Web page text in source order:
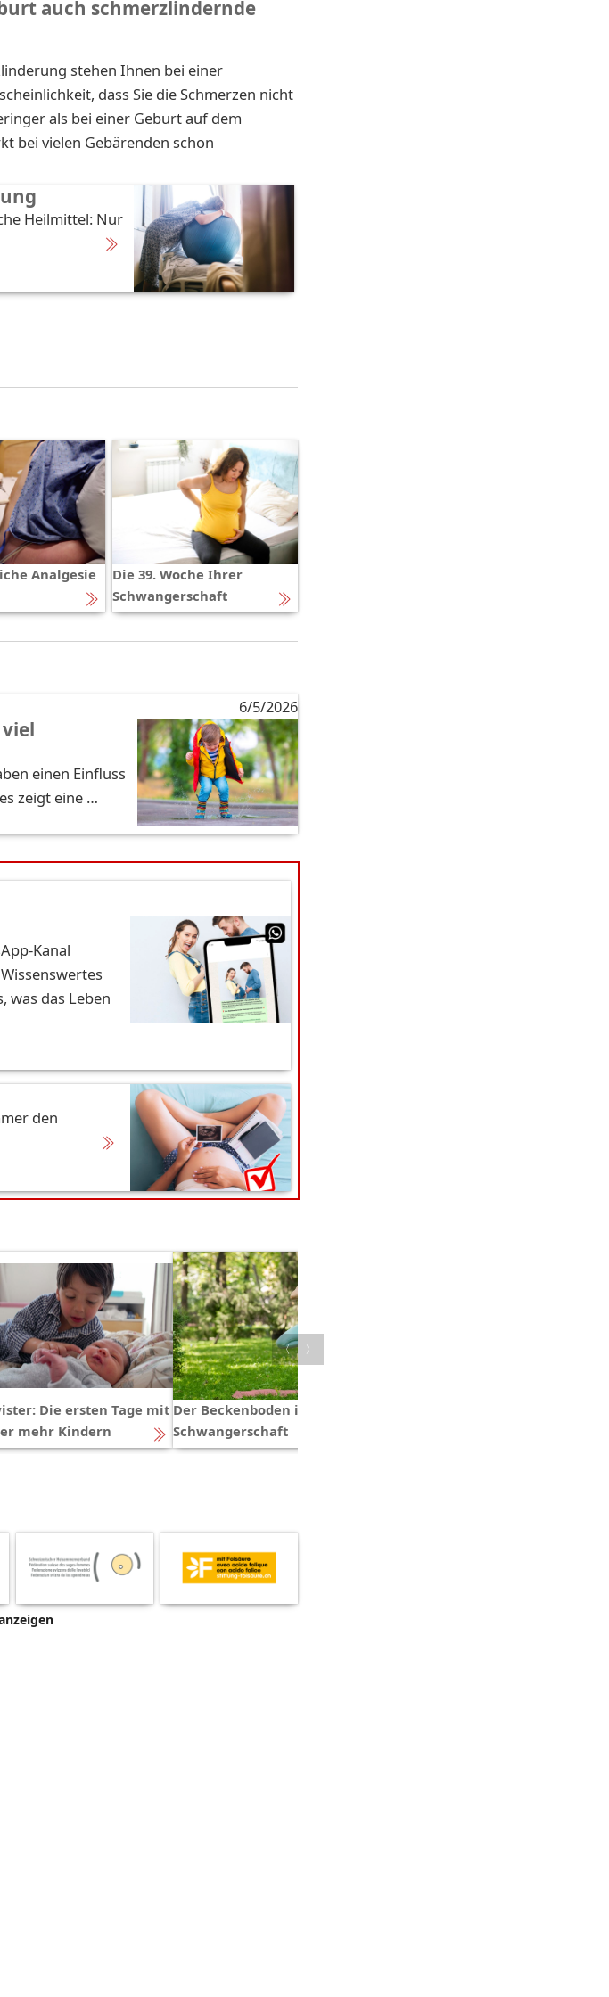
auch schmerzlindernde
stehen Ihnen bei einer
dass Sie die Schmerzen nicht
als bei einer Geburt auf dem
bei vielen Gebärenden schon
Heilmittel: Nur
Analgesie
Die 39. Woche Ihrer
Schwangerschaft
6/5/2026
einen Einfluss
zeigt eine …
Kanal
was das Leben
den
Die ersten Tage mit
mehr Kindern
Der Beckenboden in der
Schwangerschaft
〈 〉